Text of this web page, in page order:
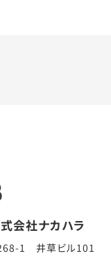
会社ナカハラ
1 井草ビル101